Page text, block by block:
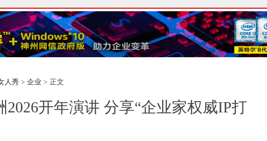
人秀 > 企业 > 正文
2026开年演讲 分享“企业家权威IP打